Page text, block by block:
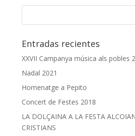
Entradas recientes
XXVII Campanya música als pobles
Nadal 2021
Homenatge a Pepito
Concert de Festes 2018
LA DOLÇAINA A LA FESTA
CRISTIANS